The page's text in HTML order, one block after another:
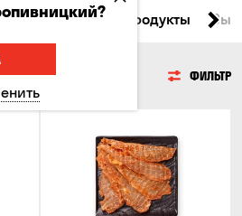
Рыба Морепродукты
ФИЛЬТР